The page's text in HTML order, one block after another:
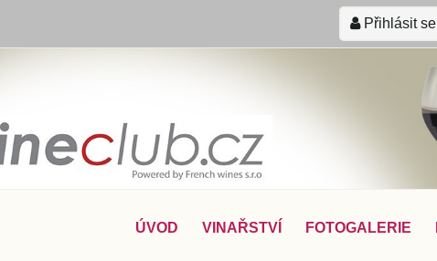
Přihlásit se
ÚVOD VINAŘSTVÍ FOTOGALERIE